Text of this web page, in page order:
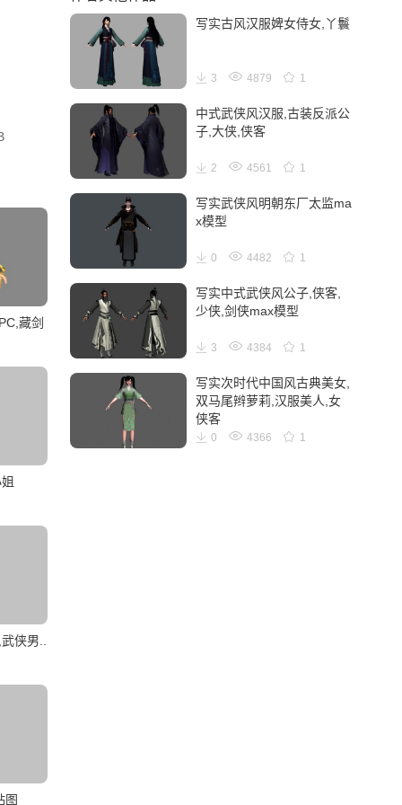
藏剑
侠男..
图
写实古风汉服婢女侍女,丫鬟
3 4879 1
中式武侠风汉服,古装反派公
子,大侠,侠客
2 4561 1
写实武侠风明朝东厂太监ma
x模型
0 4482 1
写实中式武侠风公子,侠客,
少侠,剑侠max模型
3 4384 1
写实次时代中国风古典美女,
双马尾辫萝莉,汉服美人,女
侠客
0 4366 1